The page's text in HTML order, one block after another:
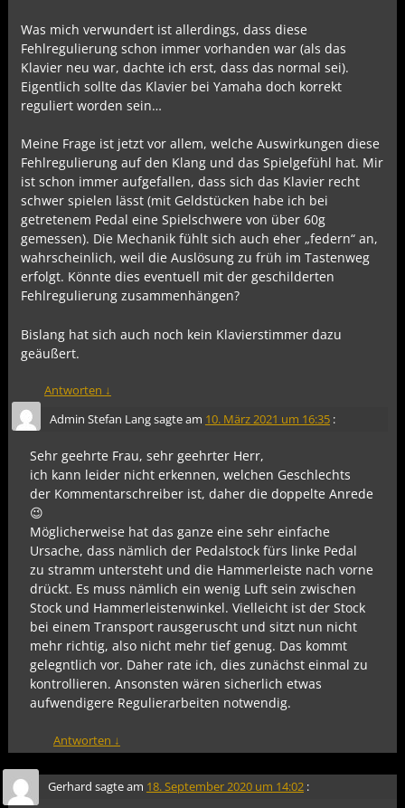
Was mich verwundert ist allerdings, dass diese
Fehlregulierung schon immer vorhanden war (als das
Klavier neu war, dachte ich erst, dass das normal sei).
Eigentlich sollte das Klavier bei Yamaha doch korrekt
reguliert worden sein…
Meine Frage ist jetzt vor allem, welche Auswirkungen diese
Fehlregulierung auf den Klang und das Spielgefühl hat. Mir
ist schon immer aufgefallen, dass sich das Klavier recht
schwer spielen lässt (mit Geldstücken habe ich bei
getretenem Pedal eine Spielschwere von über 60g
gemessen). Die Mechanik fühlt sich auch eher „federn“ an,
wahrscheinlich, weil die Auslösung zu früh im Tastenweg
erfolgt. Könnte dies eventuell mit der geschilderten
Fehlregulierung zusammenhängen?
Bislang hat sich auch noch kein Klavierstimmer dazu
geäußert.
Antworten ↓
Admin Stefan Langsagte am 10. März 2021 um 16:35 :
Sehr geehrte Frau, sehr geehrter Herr,
ich kann leider nicht erkennen, welchen Geschlechts
der Kommentarschreiber ist, daher die doppelte Anrede
😉
Möglicherweise hat das ganze eine sehr einfache
Ursache, dass nämlich der Pedalstock fürs linke Pedal
zu stramm untersteht und die Hammerleiste nach vorne
drückt. Es muss nämlich ein wenig Luft sein zwischen
Stock und Hammerleistenwinkel. Vielleicht ist der Stock
bei einem Transport rausgeruscht und sitzt nun nicht
mehr richtig, also nicht mehr tief genug. Das kommt
gelegntlich vor. Daher rate ich, dies zunächst einmal zu
kontrollieren. Ansonsten wären sicherlich etwas
aufwendigere Regulierarbeiten notwendig.
Antworten ↓
Gerhard sagte am 18. September 2020 um 14:02 :